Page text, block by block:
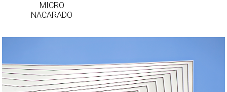
MICRO
NACARADO